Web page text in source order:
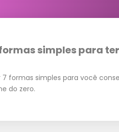
simples para
formas simples para você
do zero.